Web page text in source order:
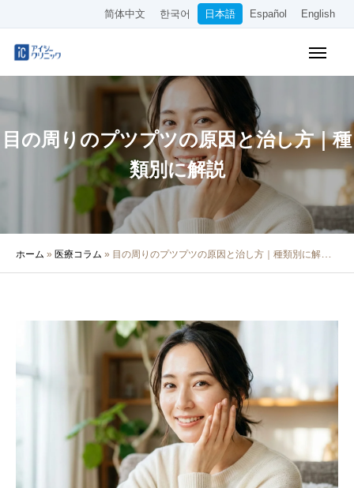
简体中文 한국어 日本語 Español English
目の周りのプツプツの原因と治し方｜種
類別に解説
ホーム » 医療コラム » 目の周りのプツプツの原因と治し方｜種類別に解説
クリニック紹介
診療内容
한국어 日本語 Español English